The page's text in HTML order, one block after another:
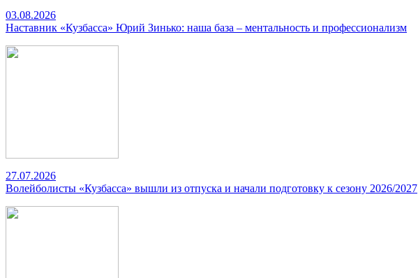
03.08.2026
Наставник «Кузбасса» Юрий Зинько: наша база – ментальность и профессионализм
27.07.2026
Волейболисты «Кузбасса» вышли из отпуска и начали подготовку к сезону 2026/2027